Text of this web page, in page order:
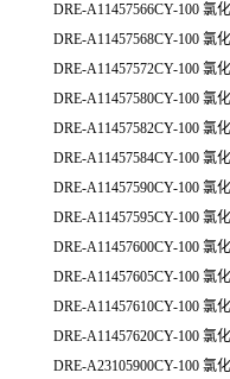
DRE-A11457566CY-100 氯
DRE-A11457568CY-100 氯
DRE-A11457572CY-100 氯
DRE-A11457580CY-100 氯
DRE-A11457582CY-100 氯
DRE-A11457584CY-100 氯
DRE-A11457590CY-100 氯
DRE-A11457595CY-100 氯
DRE-A11457600CY-100 氯
DRE-A11457605CY-100 氯
DRE-A11457610CY-100 氯
DRE-A11457620CY-100 氯
DRE-A23105900CY-100 氯